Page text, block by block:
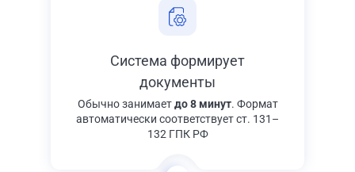
Система формирует
документы
Обычно занимаетдо 8 минут. Формат
автоматически соответствует ст. 131–
132 ГПК РФ